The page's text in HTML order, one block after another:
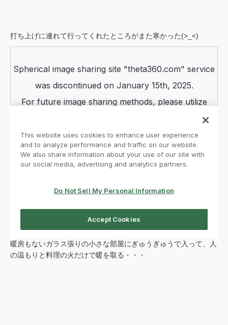
打ち上げに連れて行ってくれたところがまた寒かった(>_<)
暖房もないガラス張りの小さな部屋にぎゅうぎゅうで入って、人
の温もりと料理の火だけで暖を取る・・・